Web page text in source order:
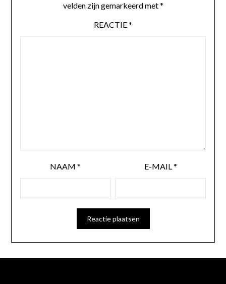
velden zijn gemarkeerd met*
REACTIE*
NAAM* E-MAIL*